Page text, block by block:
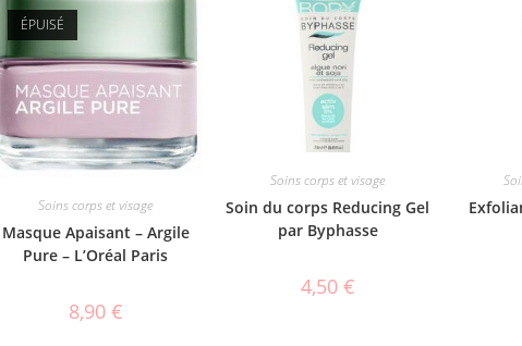
ÉPUISÉ
Soins corps et visage
Masque Apaisant – Argile
Pure – L’Oréal Paris
8,90 €
Soins corps et visage
Soin du corps Reducing Gel
par Byphasse
4,50 €